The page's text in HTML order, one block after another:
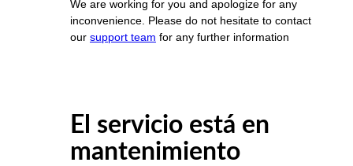
We are working for you and apologize for any
inconvenience. Please do not hesitate to contact
our support team for any further information
El servicio está en
mantenimiento